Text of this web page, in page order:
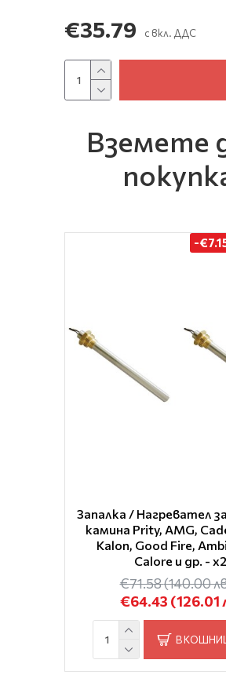
€35.79 с вкл. ДДС
Вземете
-
Запалка / Нагревател
камина Prity, AMG,
Kalon, Good Fire,
Calore и др. - x2
€64.43 (126.01
€71.58(140.00
В